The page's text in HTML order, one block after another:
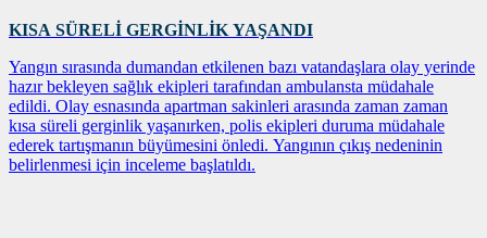
KISA SÜRELİ GERGİNLİK YAŞANDI
Yangın sırasında dumandan etkilenen bazı vatandaşlara olay yerinde
hazır bekleyen sağlık ekipleri tarafından ambulansta müdahale
edildi. Olay esnasında apartman sakinleri arasında zaman zaman
kısa süreli gerginlik yaşanırken, polis ekipleri duruma müdahale
ederek tartışmanın büyümesini önledi. Yangının çıkış nedeninin
belirlenmesi için inceleme başlatıldı.